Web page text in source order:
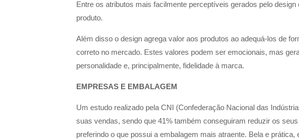
Entre os atributos mais facilmente perceptíveis gerados pelo
produto.
Além disso o design agrega valor aos produtos ao adequá-los de
correto no mercado. Estes valores podem ser emocionais, mas
personalidade e, principalmente, fidelidade à marca.
EMPRESAS E EMBALAGEM
Um estudo realizado pela CNI (Confederação Nacional das
suas vendas, sendo que 41% também conseguiram reduzir os
preferindo o que possui a embalagem mais atraente. Bela e